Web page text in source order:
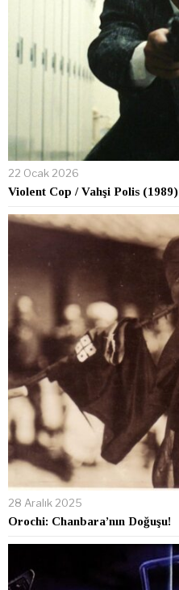
22 Ocak 2026
Violent Cop / Vahşi Polis (1989)
28 Aralık 2025
Orochi: Chanbara’nın Doğuşu!